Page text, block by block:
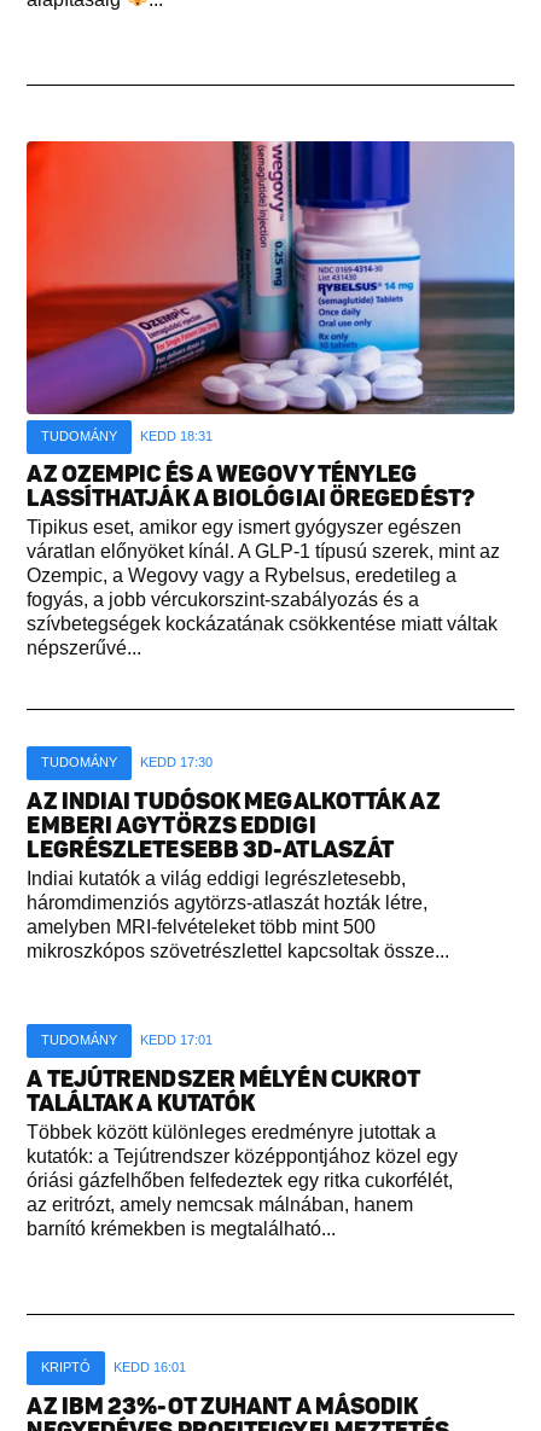
TUDOMÁNY KEDD 18:31
AZ OZEMPIC ÉS A WEGOVY TÉNYLEG
LASSÍTHATJÁK A BIOLÓGIAI ÖREGEDÉST?
Tipikus eset, amikor egy ismert gyógyszer egészen
váratlan előnyöket kínál. A GLP-1 típusú szerek, mint az
Ozempic, a Wegovy vagy a Rybelsus, eredetileg a
fogyás, a jobb vércukorszint-szabályozás és a
szívbetegségek kockázatának csökkentése miatt váltak
népszerűvé...
TUDOMÁNY KEDD 17:30
AZ INDIAI TUDÓSOK MEGALKOTTÁK AZ
EMBERI AGYTÖRZS EDDIGI
LEGRÉSZLETESEBB 3D-ATLASZÁT
Indiai kutatók a világ eddigi legrészletesebb,
háromdimenziós agytörzs-atlaszát hozták létre,
amelyben MRI-felvételeket több mint 500
mikroszkópos szövetrészlettel kapcsoltak össze...
TUDOMÁNY KEDD 17:01
A TEJÚTRENDSZER MÉLYÉN CUKROT
TALÁLTAK A KUTATÓK
Többek között különleges eredményre jutottak a
kutatók: a Tejútrendszer középpontjához közel egy
óriási gázfelhőben felfedeztek egy ritka cukorfélét,
az eritrózt, amely nemcsak málnában, hanem
barnító krémekben is megtalálható...
KRIPTÓ KEDD 16:01
AZ IBM 23%-OT ZUHANT A MÁSODIK